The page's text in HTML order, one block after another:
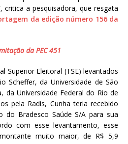
critica a pesquisadora, que resgata
da edição número 156 da
da PEC 451
Superior Eleitoral (TSE) levantados
Scheffer, da Universidade de São
da Universidade Federal do Rio de
pela Radis, Cunha teria recebido
do Bradesco Saúde S/A para sua
com esse levantamento, esse
muito maior, de R$ 5,9